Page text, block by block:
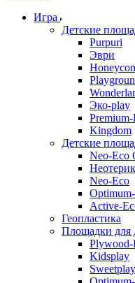
Игра
Детские
Purpuri
Эври
Эко-play
Kingdom
Детские
Neo-Eco
Неотерик
Neo-Eco
Active-
Геопластика
Площадки для
Plywood-
Kidsplay
Sweetplay